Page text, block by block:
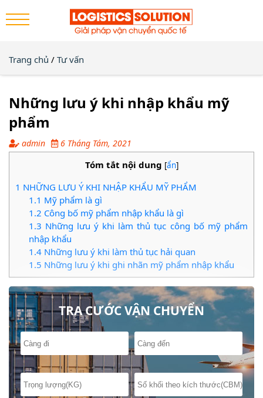
Trang chủ / Tư vấn
Những lưu ý khi nhập khẩu mỹ
phẩm
admin 6 Tháng Tám, 2021
Tóm tắt nội dung [ẩn]
1 NHỮNG LƯU Ý KHI NHẬP KHẨU MỸ PHẨM
1.1 Mỹ phẩm là gì
1.2 Công bố mỹ phẩm nhập khẩu là gì
1.3 Những lưu ý khi làm thủ tục công bố mỹ phẩm
nhập khẩu
1.4Những lưu ý khi làm thủ tục hải quan
1.5 Những lưu ý khi ghi nhãn mỹ phẩm nhập khẩu
TRA CƯỚC VẬN CHUYỂN